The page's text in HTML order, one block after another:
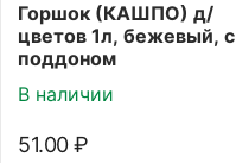
Горшок (КАШПО) д/
цветов 1л, бежевый, с
поддоном
В наличии
51.00 ₽